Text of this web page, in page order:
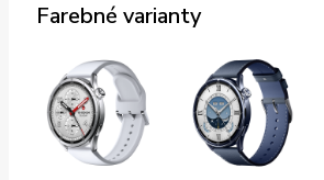
Farebné varianty